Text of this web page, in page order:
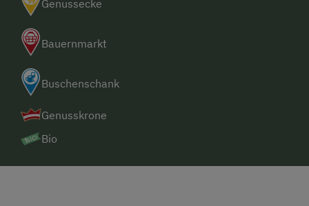
Genussecke
Bauernmarkt
Buschenschank
Genusskrone
Bio